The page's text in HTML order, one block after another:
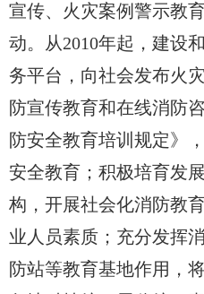
宣传、火灾案例警示教
动。从2010年起，建设
务平台，向社会发布火
防宣传教育和在线消防
防安全教育培训规定》
安全教育；积极培育发
构，开展社会化消防教
业人员素质；充分发挥
防站等教育基地作用，